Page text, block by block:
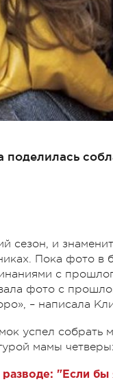
поделилась
сезон, и
Пока фото в
с
фото с
– написала
успел
мамы
"Если